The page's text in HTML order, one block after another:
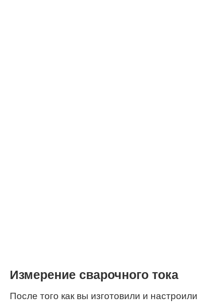
Измерение сварочного тока
После того как вы изготовили и настроили